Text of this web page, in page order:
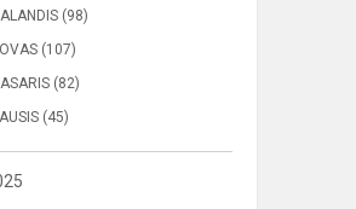
(98)
(107)
(82)
(45)